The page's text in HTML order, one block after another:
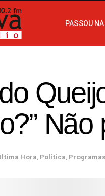
PASSOU
Hora, Política, Programas